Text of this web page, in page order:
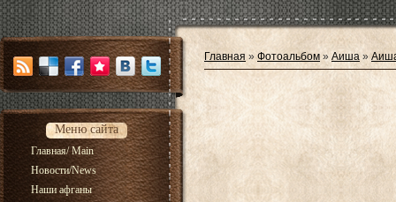
Меню сайта
Главная/ Main
Новости/News
Наши афганы
Главная » Фотоальбом » Аиша »